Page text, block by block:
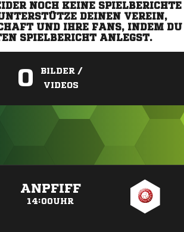
NOCH KEINE SPIELBERICHTE
DEINEN VEREIN,
UND IHRE FANS, INDEM DU
SPIELBERICHT ANLEGST.
0
BILDER /
VIDEOS
ANPFIFF
14:00UHR